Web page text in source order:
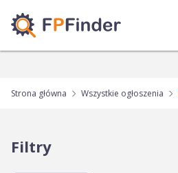
Strona główna Wszystkie ogłoszenia
Filtry